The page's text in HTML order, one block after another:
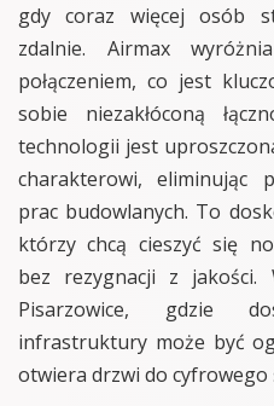
gdy coraz więcej osób
zdalnie. Airmax
połączeniem, co jest
sobie niezakłóconą
technologii jest
charakterowi, eliminując
prac budowlanych. To
którzy chcą cieszyć się
bez rezygnacji z jakości.
Pisarzowice, gdzie
infrastruktury może być
otwiera drzwi do cyfrowego